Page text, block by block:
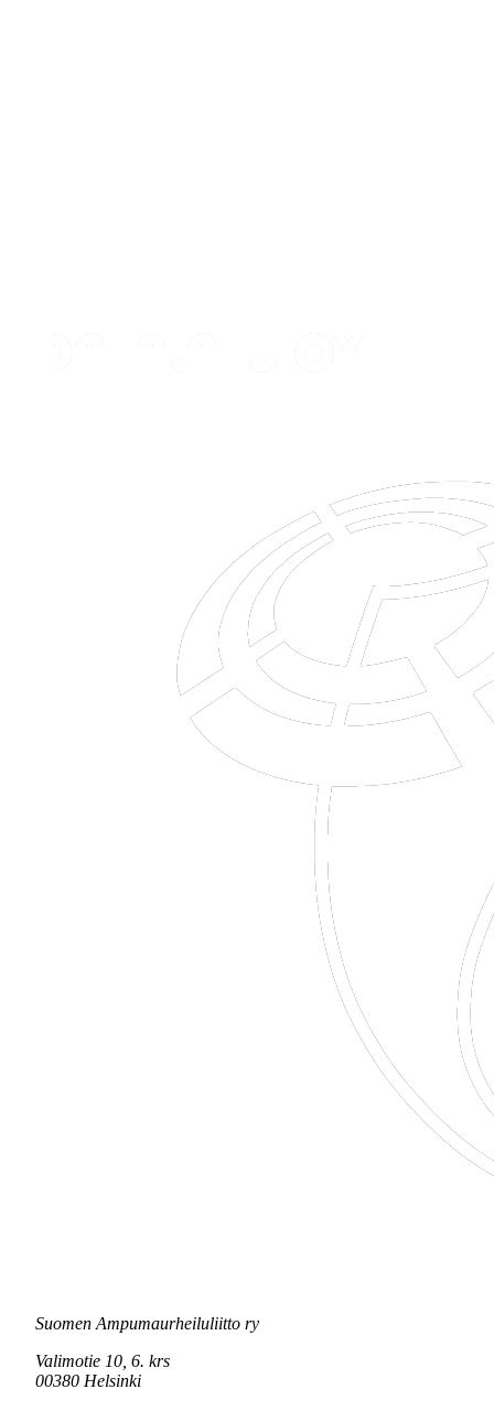
Suomen Ampumaurheiluliitto ry
Valimotie 10, 6. krs
00380 Helsinki